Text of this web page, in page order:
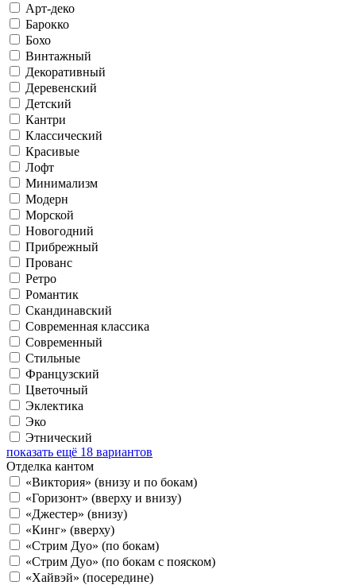
Арт-деко
Барокко
Бохо
Винтажный
Декоративный
Деревенский
Детский
Кантри
Классический
Красивые
Лофт
Минимализм
Модерн
Морской
Новогодний
Прибрежный
Прованс
Ретро
Романтик
Скандинавский
Современная классика
Современный
Стильные
Французский
Цветочный
Эклектика
Эко
Этнический
показать ещё 18 вариантов
Отделка кантом
«Виктория» (внизу и по бокам)
«Горизонт» (вверху и внизу)
«Джестер» (внизу)
«Кинг» (вверху)
«Стрим Дуо» (по бокам)
«Стрим Дуо» (по бокам с пояском)
«Хайвэй» (посередине)